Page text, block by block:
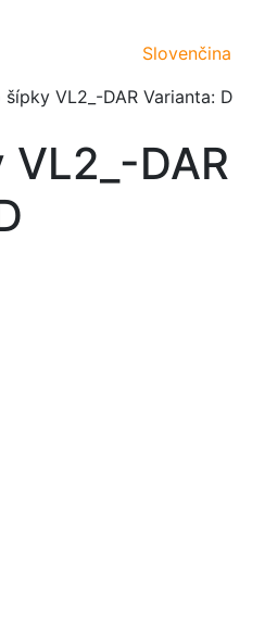
Slovenčina
šípky VL2_-DAR Varianta: D
DAR